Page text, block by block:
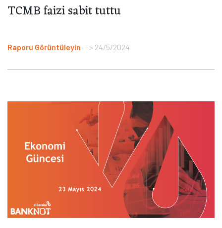
TCMB faizi sabit tuttu
Raporu Görüntüleyin > 24/5/2024